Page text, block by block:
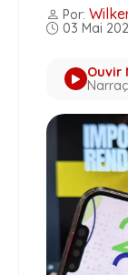
Por:
03 Mai
Ouvir